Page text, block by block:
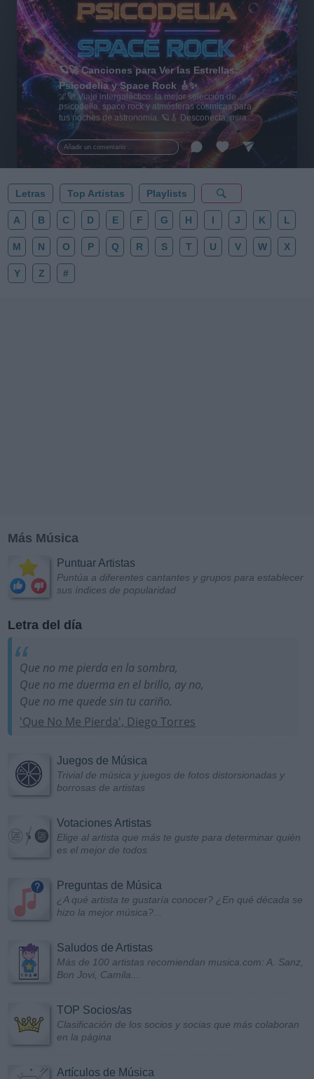
Añadir un comentario ...
🪐🚀 Canciones para Ver las Estrellas:
Psicodelia y Space Rock 🎸✨
🌌🚀 Viaje intergaláctico: la mejor selección de
psicodelia, space rock y atmósferas cósmicas para
tus noches de astronomía. 🪐🎸 Desconecta, mira
al firmamento y siente la gravedad cero. 💾 ¡Guarda
esta colección para tu próxima noche estrellada!
✨⭐
Letras Top Artistas Playlists
A B C D E F G H I J K L
M N O P Q R S T U V W X
Y Z #
Más Música
Puntuar Artistas
Puntúa a diferentes cantantes y grupos para establecer
sus índices de popularidad
Letra del día
Que no me pierda en la sombra,
Que no me duerma en el brillo, ay no,
Que no me quede sin tu cariño.
'Que No Me Pierda', Diego Torres
Juegos de Música
Trivial de música y juegos de fotos distorsionadas y
borrosas de artistas
Votaciones Artistas
Elige al artista que más te guste para determinar quién
es el mejor de todos
Preguntas de Música
¿A qué artista te gustaría conocer? ¿En qué década se
hizo la mejor música?...
Saludos de Artistas
Más de 100 artistas recomiendan musica.com: A. Sanz,
Bon Jovi, Camila...
TOP Socios/as
Clasificación de los socios y socias que más colaboran
en la página
Artículos de Música